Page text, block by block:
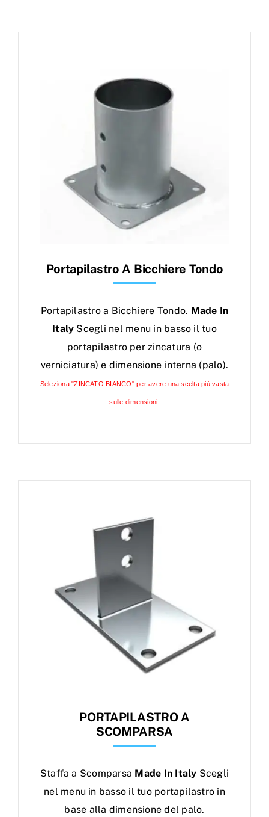
Portapilastro A Bicchiere Tondo
Portapilastro a Bicchiere Tondo. Made In
Italy Scegli nel menu in basso il tuo
portapilastro per zincatura (o
verniciatura) e dimensione interna (palo).
Seleziona "ZINCATO BIANCO" per avere una scelta più vasta
sulle dimensioni.
PORTAPILASTRO A
SCOMPARSA
Staffa a Scomparsa Made In Italy Scegli
nel menu in basso il tuo portapilastro in
base alla dimensione del palo.